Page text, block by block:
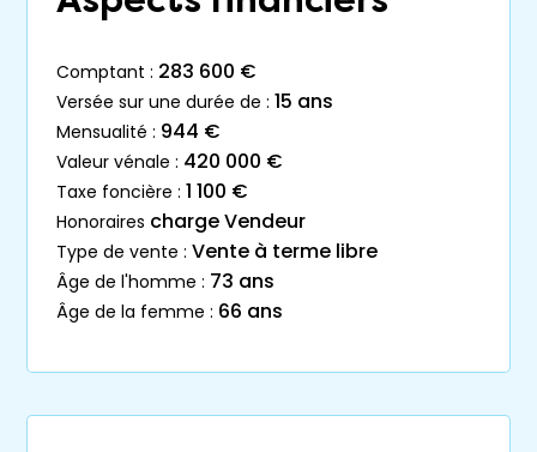
comptant : 283 600 €
versée sur une durée de : 15 ans
mensualité : 944 €
valeur vénale : 420 000 €
taxe foncière : 1 100 €
honoraires charge Vendeur
type de vente : Vente à terme libre
âge de l'homme : 73 ans
âge de la femme : 66 ans